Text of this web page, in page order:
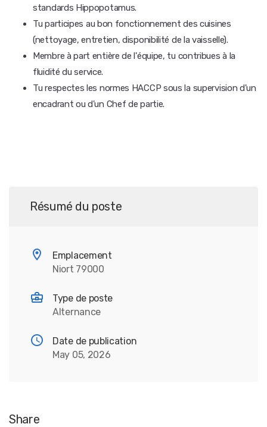
standards Hippopotamus.
Tu participes au bon fonctionnement des cuisines
(nettoyage, entretien, disponibilité de la vaisselle).
Membre à part entière de l'équipe, tu contribues à la
fluidité du service.
Tu respectes les normes HACCP sous la supervision d'un
encadrant ou d'un Chef de partie.
Résumé du poste
Emplacement
Niort 79000
Type de poste
Alternance
Date de publication
May 05, 2026
Share